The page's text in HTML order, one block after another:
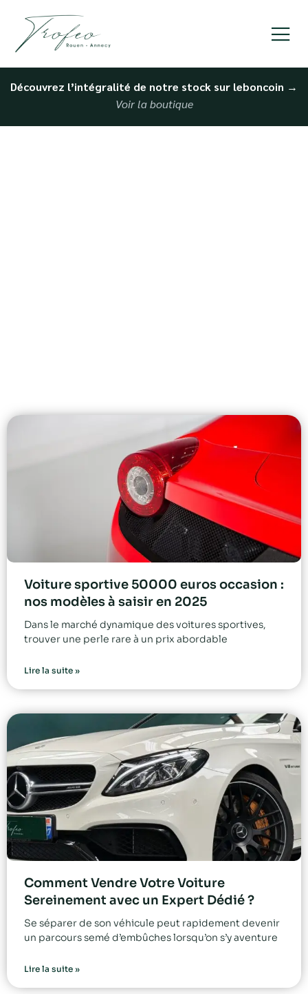
Découvrez l’intégralité de notre stock sur leboncoin →
Voir la boutique
Voiture sportive 50000 euros occasion :
nos modèles à saisir en 2025
Dans le marché dynamique des voitures sportives,
trouver une perle rare à un prix abordable
Lire la suite »
Comment Vendre Votre Voiture
Sereinement avec un Expert Dédié ?
Se séparer de son véhicule peut rapidement devenir
un parcours semé d’embûches lorsqu’on s’y aventure
Lire la suite »